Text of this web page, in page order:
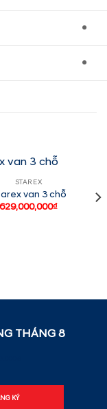
●
●
STAREX
van 3 chỗ
629,000,000₫
THÁNG8